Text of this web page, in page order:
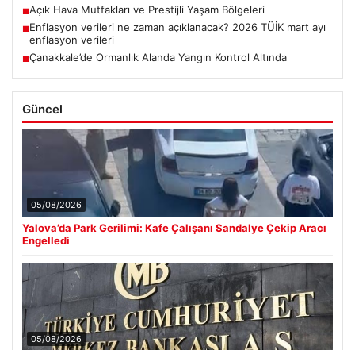
■Açık Hava Mutfakları ve Prestijli Yaşam Bölgeleri
■Enflasyon verileri ne zaman açıklanacak? 2026 TÜİK mart ayı
enflasyon verileri
■Çanakkale’de Ormanlık Alanda Yangın Kontrol Altında
Güncel
05/08/2026
Yalova’da Park Gerilimi: Kafe Çalışanı Sandalye Çekip Aracı
Engelledi
05/08/2026